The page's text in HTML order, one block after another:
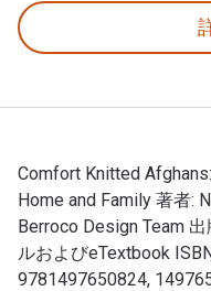
Comfort Knitted
Home and Family 著者:
Berroco Design Team
ルおよびeTextbook
9781497650824,